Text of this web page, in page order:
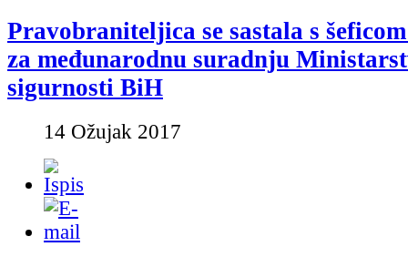
Pravobraniteljica se sastala s
za međunarodnu suradnju
sigurnosti BiH
14 Ožujak 2017